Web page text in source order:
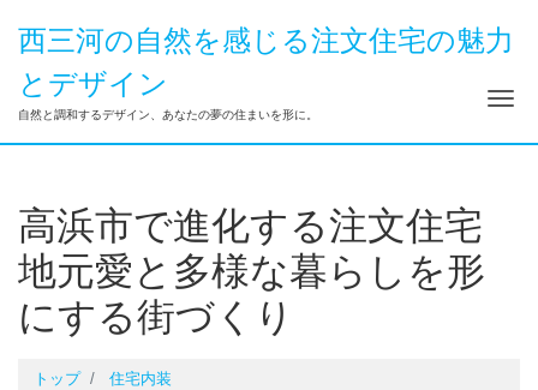
西三河の自然を感じる注文住宅の魅力
とデザイン
自然と調和するデザイン、あなたの夢の住まいを形に。 ナ
高浜市で進化する注文住宅
地元愛と多様な暮らしを形
にする街づくり
トップ
住宅内装